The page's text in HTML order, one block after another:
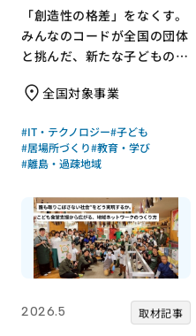
「創造性の格差」をなくす。
みんなのコードが全国の団体
と挑んだ、新たな子どもの居
全国対象事業
#IT・テクノロジー#子ども
#居場所づくり#教育・学び
#離島・過疎地域
2026.5 取材記事